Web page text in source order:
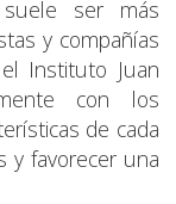
ser más
y compañías
Instituto Juan
con los
de cada
y favorecer una